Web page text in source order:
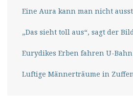
Eine Aura kann man nicht
„Das sieht toll aus“, sagt der
Eurydikes Erben fahren U-Bahn
Luftige Männerträume in